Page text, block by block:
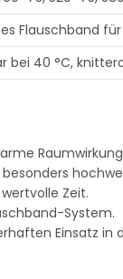
Flauschband
bei 40 °C,
Zeit.
System.
Einsatz in